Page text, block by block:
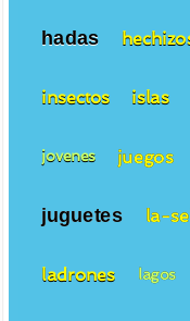
hadas
insectos islas
jovenes juegos
juguetes la-
ladrones lagos